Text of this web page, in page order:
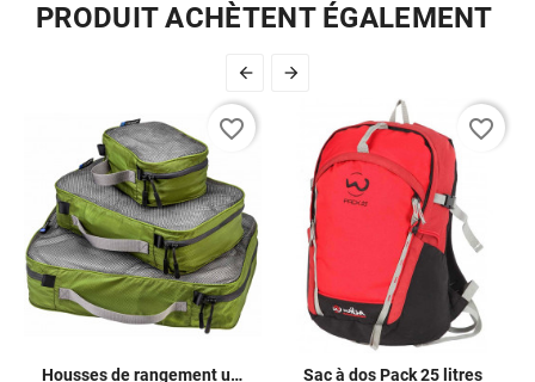
PRODUIT ACHÈTENT ÉGALEMENT
 
Housses de rangement ultralégères
favorite_border
Sac à dos Pack 25 litres
favorite_border